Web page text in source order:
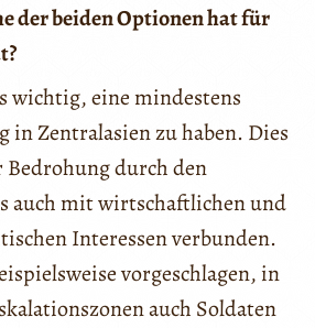
der beiden Optionen hat für
wichtig, eine mindestens
in Zentralasien zu haben. Dies
durch den
auch mit wirtschaftlichen und
Interessen verbunden.
vorgeschlagen, in
auch Soldaten